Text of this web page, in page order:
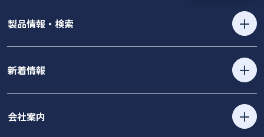
製品情報・検索
新着情報
会社案内